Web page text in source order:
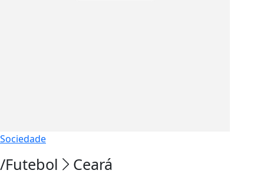
Sociedade
/Futebol Ceará